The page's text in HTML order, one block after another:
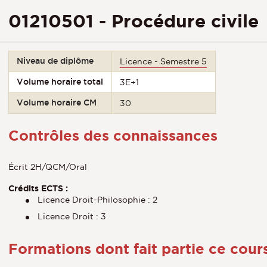
01210501 - Procédure civile
Niveau de diplôme Licence - Semestre 5
Volume horaire total 3E+1
Volume horaire CM 30
Contrôles des connaissances
Écrit 2H/QCM/Oral
Crédits ECTS :
Licence Droit-Philosophie : 2
Licence Droit : 3
Formations dont fait partie ce